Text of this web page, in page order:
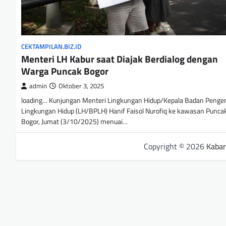
CEKTAMPILAN.BIZ.ID
Menteri LH Kabur saat Diajak Berdialog dengan
Warga Puncak Bogor
admin Oktober 3, 2025
loading… Kunjungan Menteri Lingkungan Hidup/Kepala Badan
Lingkungan Hidup (LH/BPLH) Hanif Faisol Nurofiq ke kawasan
Bogor, Jumat (3/10/2025) menuai…
Copyright © 2026